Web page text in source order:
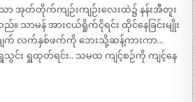
ာ အုတ်တိုက်ကျဉ်းကျဉ်းလေးထဲ၌ နန်းအီတူး
ာမန် အားငယ်ရှိုက်ငိုရင်း ထိုင်နေခြင်းမျိုး
ျက် လက်နှစ်ဖက်ကို ဘေးသို့ဆန့်ကားကာ…
င်း ရှူထုတ်ရင်း.. သမထ ကျင့်စဉ်ကို ကျင့်နေ